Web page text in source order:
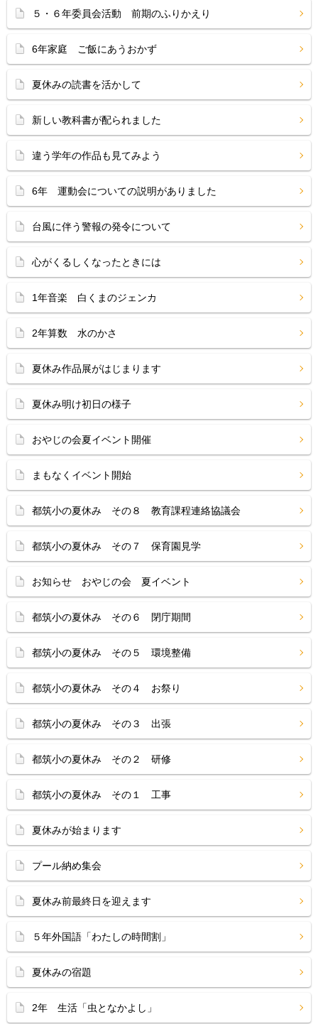
５・６年委員会活動 前期のふりかえり
6年家庭 ご飯にあうおかず
夏休みの読書を活かして
新しい教科書が配られました
違う学年の作品も見てみよう
6年 運動会についての説明がありました
台風に伴う警報の発令について
心がくるしくなったときには
1年音楽 白くまのジェンカ
2年算数 水のかさ
夏休み作品展がはじまります
夏休み明け初日の様子
おやじの会夏イベント開催
まもなくイベント開始
都筑小の夏休み その８ 教育課程連絡協議会
都筑小の夏休み その７ 保育園見学
お知らせ おやじの会 夏イベント
都筑小の夏休み その６ 閉庁期間
都筑小の夏休み その５ 環境整備
都筑小の夏休み その４ お祭り
都筑小の夏休み その３ 出張
都筑小の夏休み その２ 研修
都筑小の夏休み その１ 工事
夏休みが始まります
プール納め集会
夏休み前最終日を迎えます
５年外国語「わたしの時間割」
夏休みの宿題
2年 生活「虫となかよし」